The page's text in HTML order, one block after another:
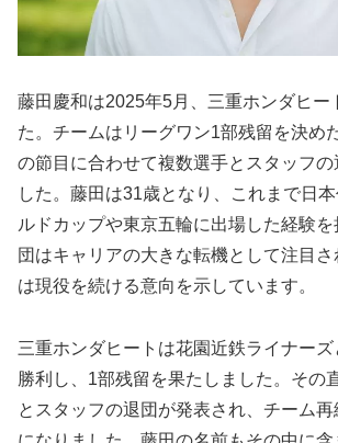
藤田慶和は2025年5月、三重ホンダヒー
た。チームはリーグワン1部残留を決め
の節目に合わせて複数選手とスタッフの
した。藤田は31歳となり、これまで日
ルドカップや東京五輪に出場した経験
団はキャリアの大きな転機として注目さ
は現役を続ける意向を示しています。
三重ホンダヒートは花園近鉄ライナー
勝利し、1部残留を果たしました。その
とスタッフの退団が発表され、チーム